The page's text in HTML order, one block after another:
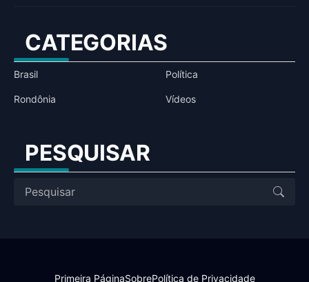
CATEGORIAS
Brasil Política
Rondônia Vídeos
PESQUISAR
Primeira PáginaSobrePolítica de Privacidade